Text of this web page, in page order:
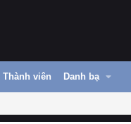
Thành viên Danh bạ